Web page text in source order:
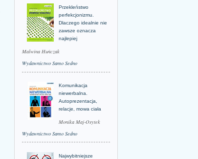
Przekleństwo
perfekcjonizmu.
Dlaczego idealnie nie
zawsze oznacza
najlepiej
Malwina Huńczak
Wydawnictwo Samo Sedno
Komunikacja
niewerbalna.
Autoprezentacja,
relacje, mowa ciała
Monika Maj-Osytek
Wydawnictwo Samo Sedno
Najwybitniejsze